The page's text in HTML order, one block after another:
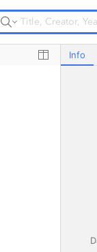
Upgrade Storage
Info